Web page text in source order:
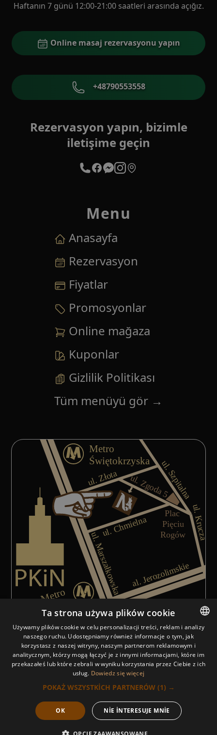
Haftanın 7 günü 12:00-21:00 saatleri arasında açığız.
Online masaj rezervasyonu yapın
+48790553558
Rezervasyon yapın, bizimle
iletişime geçin
Menu
Anasayfa
Rezervasyon
Fiyatlar
Promosyonlar
Online mağaza
Kuponlar
Gizlilik Politikası
Tüm menüyü gör →
Nattakan Thai Massage Centrum salonunun yerini
© Nattakan Thai Massage. 2025
Şimdi
POLISH
POLISH
GERMAN
FRENCH
Ta strona używa plików cookie
Używamy plików cookie w celu personalizacji treści, reklam i analizy
naszego ruchu. Udostępniamy również informacje o tym, jak
korzystasz z naszej witryny, naszym partnerom reklamowym i
analitycznym, którzy mogą łączyć je z innymi informacjami, które im
przekazałeś lub które zebrali w wyniku korzystania przez Ciebie z ich
usług. Dowiedz się więcej
POKAŻ WSZYSTKICH PARTNERÓW (1) →
OK NIE INTERESUJE MNIE